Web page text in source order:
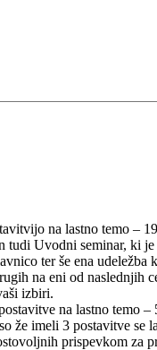
na lastno temo –
tudi Uvodni seminar, ki je
ter še ena udeležba
na eni od naslednjih
izbiri.
na lastno temo –
že imeli 3 postavitve se
prispevkom za